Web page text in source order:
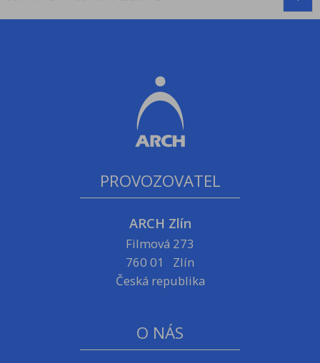
PROVOZOVATEL
ARCH Zlín
Filmová 273
760 01 Zlín
Česká republika
O NÁS